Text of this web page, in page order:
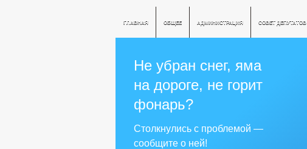
ГЛАВНАЯ ОБЩЕЕ АДМИНИСТРАЦИЯ СОВЕТ ДЕПУТАТОВ
Не убран снег, яма
на дороге, не горит
фонарь?
Столкнулись с проблемой —
сообщите о ней!